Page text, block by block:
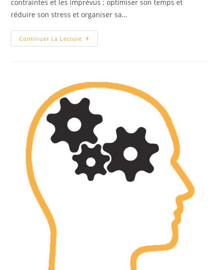
contraintes et les imprévus ; optimiser son temps et
réduire son stress et organiser sa…
Continuer La Lecture Gestion
De